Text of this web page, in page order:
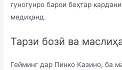
гуногунро барои беҳтар
медиҳанд.
Тарзи бозӣ ва
Гейминг дар Пинко Казино, ба